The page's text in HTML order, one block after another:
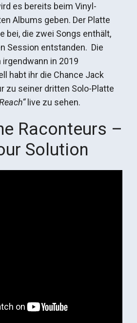
es bereits beim Vinyl-
Albums geben. Der Platte
bei, die zwei Songs enthält,
Session entstanden. Die
irgendwann in 2019
habt ihr die Chance Jack
zu seiner dritten Solo-Platte
live zu sehen.
Raconteurs –
Solution